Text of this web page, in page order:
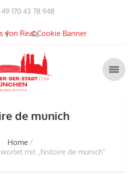
170 43 78 948
de munich
Home
mit „histoire de munich“
von Real Cookie Banner